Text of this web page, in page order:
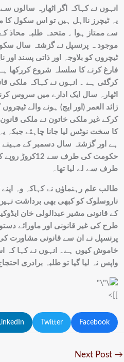
انہوں نے کہاکہ اگر اٹھارہ سالوں
یہ ٹیچرز نااہل ہیں تو اس سکول
سے ممتاز ہوا ۔ متحدہ طلبہ محاذ
موجود ہ پرنسپل نے گزشتہ سال
ٹیچروں کو بلاوجہ اور ذاتی پسند اور
فارغ کرنے کا سلسلہ شروع کررکھا
کرگئی ہے ۔ انہوں نے کہاکہ ملکی
اٹھارہ سال ایک ادارے میں سروس
زائد العمر (اور ایج) ہونے والے
کرکے غیر ملکی خاتون نے ملکی
کا سخت نوٹس لیا جانا چاہئے
ہے اور گزشتہ سال دسمبر کے
حکومت کی طرف
طرف سے لے لیا تھا۔
طالب علم رہنماؤں نے کہاکہ وہ
ناروسلوک کو کبھی بھی برداشت
کے قانونی مشیر عبدالولی خان
طرح کی غیر قانونی اور ماورائے
پرنسپل نے ان سے قانونی مشاورت
خاموش کیوں ہے۔ انہوں نے کہا کہ
واپس نہ لیا گیا تو طلبہ برادری
]]>
Facebook
Twitter
Next Post →